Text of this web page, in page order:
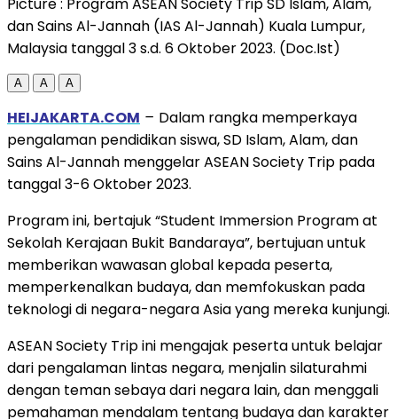
dan Sains Al-Jannah (IAS Al-Jannah) Kuala Lumpur,
Malaysia tanggal 3 s.d. 6 Oktober 2023. (Doc.Ist)
A A A
HEIJAKARTA.COM – Dalam rangka memperkaya
pengalaman pendidikan siswa, SD Islam, Alam, dan
Sains Al-Jannah menggelar ASEAN Society Trip pada
tanggal 3-6 Oktober 2023.
Program ini, bertajuk “Student Immersion Program at
Sekolah Kerajaan Bukit Bandaraya”, bertujuan untuk
memberikan wawasan global kepada peserta,
memperkenalkan budaya, dan memfokuskan pada
teknologi di negara-negara Asia yang mereka kunjungi.
ASEAN Society Trip ini mengajak peserta untuk belajar
dari pengalaman lintas negara, menjalin silaturahmi
dengan teman sebaya dari negara lain, dan menggali
pemahaman mendalam tentang budaya dan karakter